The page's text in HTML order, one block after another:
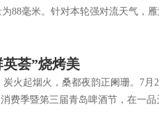
88毫米。针对本轮强对流天气，
荟”烧烤美
火起烟火，桑都夜韵正阑珊。7
费季暨第三届青岛啤酒节，在一